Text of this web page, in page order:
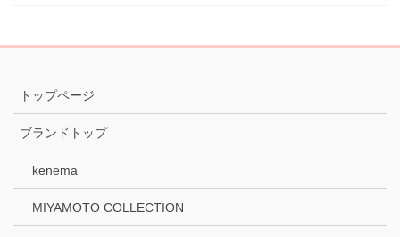
トップページ
ブランドトップ
kenema
MIYAMOTO COLLECTION